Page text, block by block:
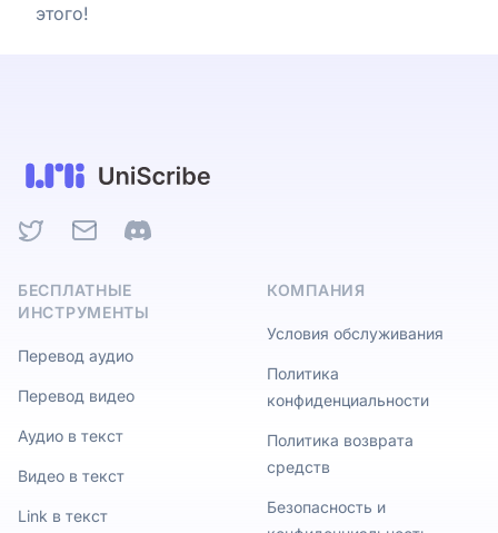
этого!
TwitterEmail Discord
БЕСПЛАТНЫЕ
ИНСТРУМЕНТЫ
Перевод аудио
Перевод видео
Аудио в текст
Видео в текст
Link в текст
КОМПАНИЯ
Условия обслуживания
Политика
конфиденциальности
Политика возврата
средств
Безопасность и